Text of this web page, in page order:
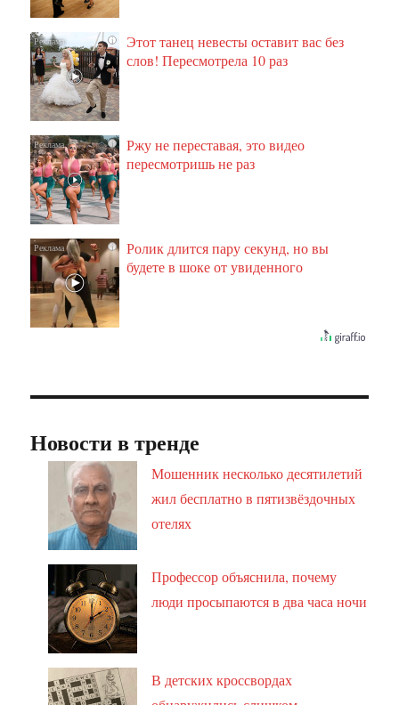
i
Этот танец невесты оставит вас без
слов! Пересмотрела 10 раз
i
Ржу не переставая, это видео
пересмотришь не раз
i
Ролик длится пару секунд, но вы
будете в шоке от увиденного
Новости в тренде
Мошенник несколько десятилетий
жил бесплатно в пятизвёздочных
отелях
Профессор объяснила, почему
люди просыпаются в два часа ночи
В детских кроссвордах